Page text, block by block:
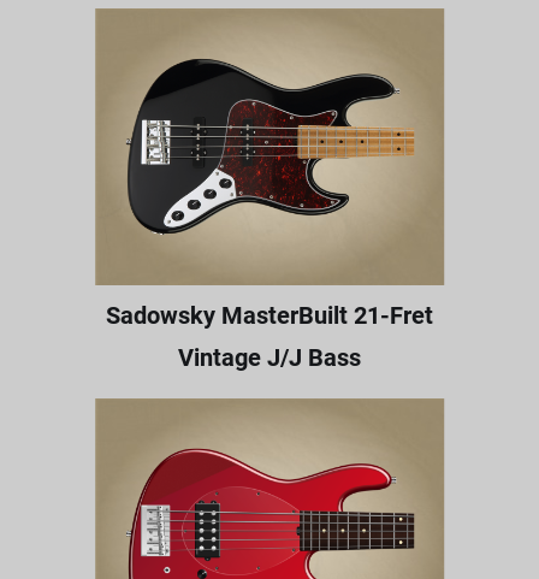
Sadowsky MasterBuilt 21-Fret
Vintage J/J Bass